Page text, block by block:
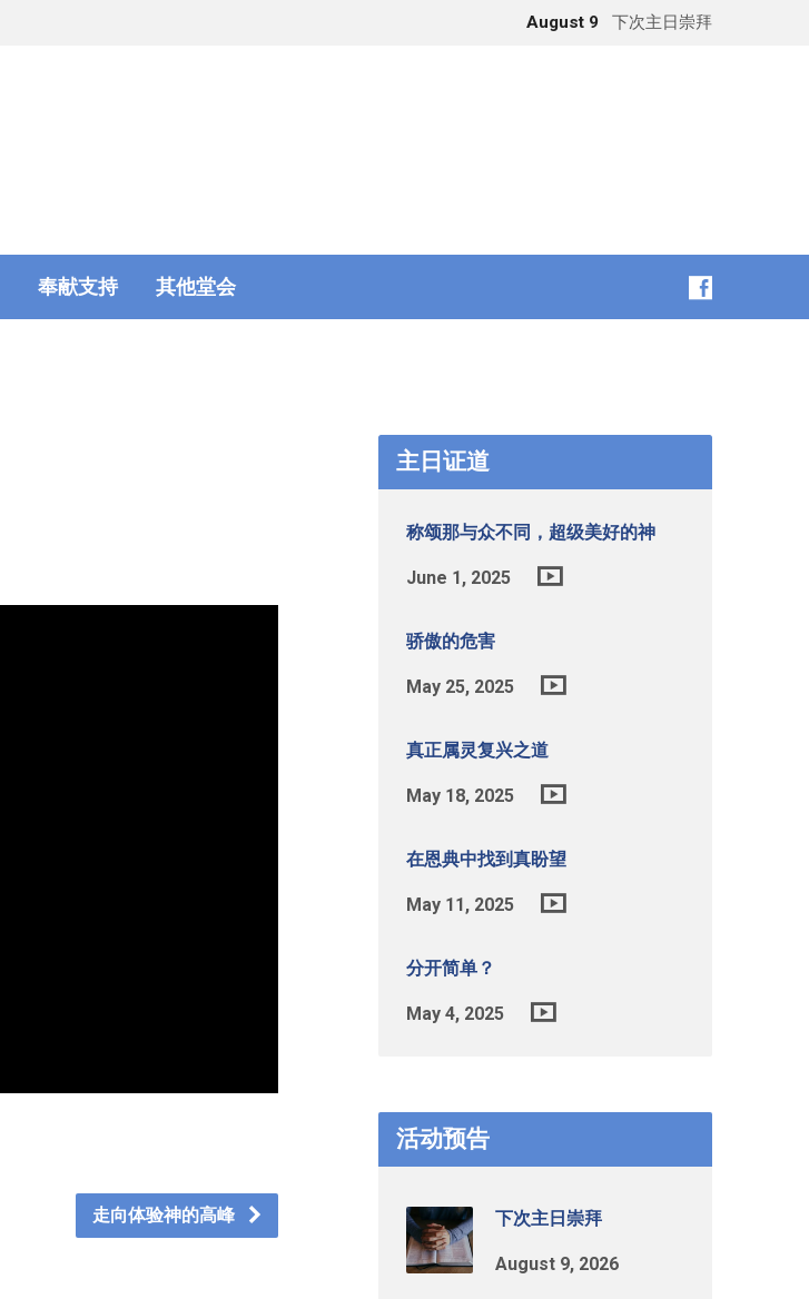
August 9 下次主日崇拜
奉献支持 其他堂会
走向体验神的高峰
主日证道
称颂那与众不同，超级美好的神
June 1, 2025
骄傲的危害
May 25, 2025
真正属灵复兴之道
May 18, 2025
在恩典中找到真盼望
May 11, 2025
分开简单？
May 4, 2025
活动预告
下次主日崇拜
August 9, 2026